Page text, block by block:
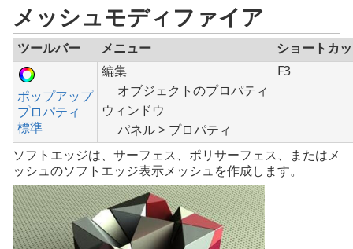
メッシュモディファイア
ツールバー メニュー ショートカ
ポップアップ
プロパティ
標準
編集
オブジェクトのプロパティ
ウィンドウ
パネル > プロパティ
F3
ソフトエッジは、サーフェス、ポリサーフェス、またはメ
ッシュのソフトエッジ表示メッシュを作成します。